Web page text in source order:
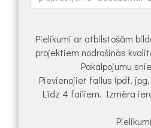
Pielikumi ar atbilstošām
projektiem nodrošinās
Pakalpojumu
Pievienojiet failus (pdf,
Līdz 4 failiem. Izmēra
Pielikumi